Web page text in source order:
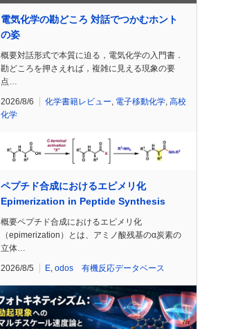
電気化学の勘どころ 対話でつかむホント
の姿
概要対話形式で本質に迫る，電気化学の入門書．
勘どころを押さえれば，複雑に見える現象の要
点…
2026/8/6 化学書籍レビュー 電子移動化学 高校
化学
ペプチド合成におけるエピメリ化
Epimerization in Peptide Synthesis
概要ペプチド合成におけるエピメリ化
（epimerization）とは、アミノ酸残基のα炭素の
立体…
2026/8/5 E odos 有機反応データベース